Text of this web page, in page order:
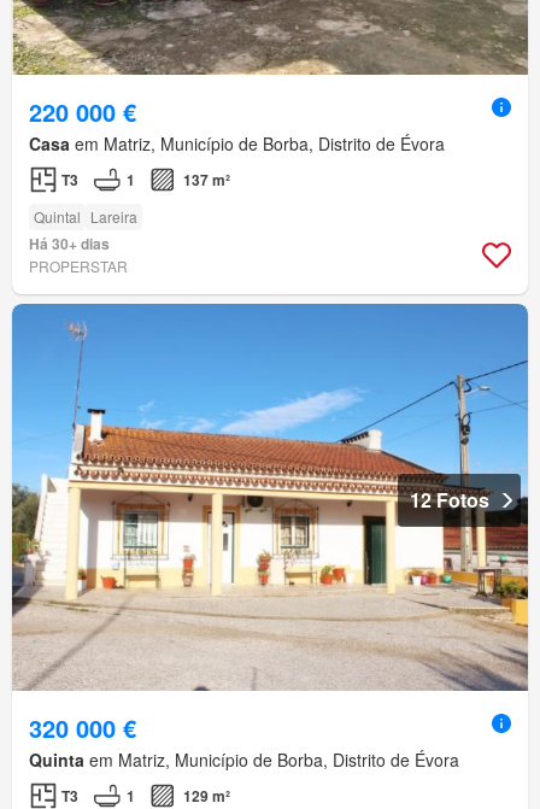
220 000 €
Casa em Matriz, Município de Borba, Distrito de Évora
T3 1 137 m²
Quintal Lareira
Há 30+ dias
PROPERSTAR
12 Fotos
320 000 €
Quinta em Matriz, Município de Borba, Distrito de Évora
T3 1 129 m²